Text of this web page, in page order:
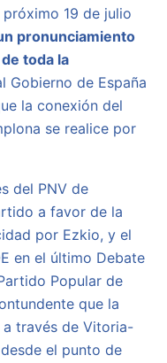
19 de julio
pronunciamiento
toda la
Gobierno de España
la conexión del
se realice por
del PNV de
a favor de la
por Ezkio, y el
en el último Debate
Popular de
que la
través de Vitoria-
el punto de